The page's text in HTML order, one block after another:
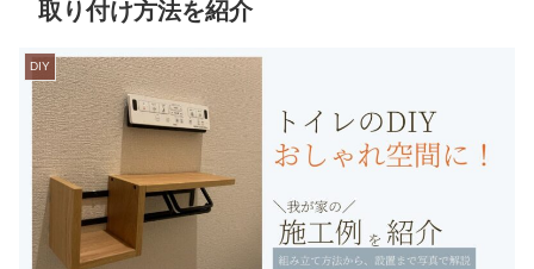
取り付け方法を紹介
DIY